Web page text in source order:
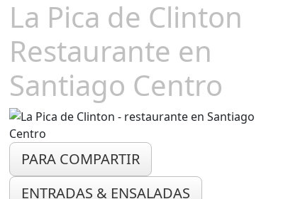
La Pica de Clinton
Restaurante en
Santiago Centro
PARA COMPARTIR
ENTRADAS & ENSALADAS